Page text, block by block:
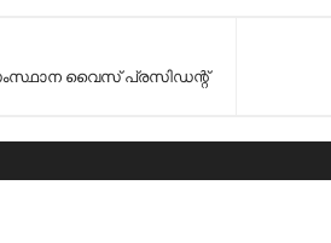
വൈസ് പ്രസിഡന്റ്